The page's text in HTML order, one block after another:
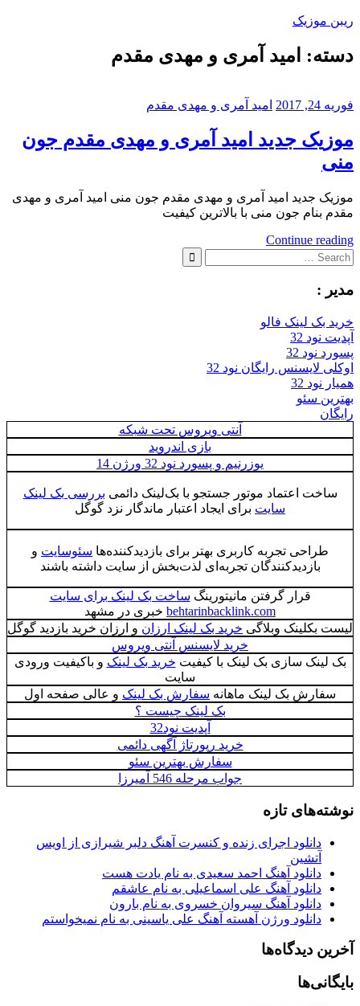
Skip
ریبن موزیک
دانلود
دسته: امید آمری و مهدی مقدم
فوریه 24, 2017 امید آمری و مهدی مقدم
موزیک جدید امید آمری و مهدی مقدم جون
منی
موزیک جدید امید آمری و مهدی مقدم جون منی امید آمری و مهدی
مقدم بنام جون منی با بالاترین کیفیت
Continue reading
Search
for:
Search
مدیر :
خرید بک لینک فالو
آپدیت نود 32
پسورد نود 32
اوکلی لایسنس رایگان نود 32
همیار نود 32
بهترین سئو
رایگان
آنتی ویروس تحت شبکه
بازی اندروید
یوزرنیم و پسورد نود 32 ورژن 14
ساخت اعتماد موتور جستجو با بک‌لینک دائمی بررسی بک لینک
سایت برای ایجاد اعتبار ماندگار نزد گوگل
طراحی تجربه کاربری بهتر برای بازدیدکننده‌ها سئوسایت و
بازدیدکنندگان تجربه‌ای لذت‌بخش از سایت داشته باشند
قرار گرفتن مانیتورینگ ساخت بک لینک برای سایت
behtarinbacklink.com خبری در مشهد
لیست بکلینک وبلاگی خرید بک لینک ارزان و ارزان خرید بازدید گوگل
خرید لایسنس آنتی ویروس
بک لینک سازی بک لینک با کیفیت خرید بک لینک و باکیفیت ورودی
سایت
سفارش بک لینک ماهانه سفارش بک لینک و عالی صفحه اول
بک لینک چیست ؟
آپدیت نود32
خرید رپورتاژ آگهی دائمی
سفارش بهترین سئو
جواب مرحله 546 آمیرزا
نوشته‌های تازه
دانلود اجرای زنده و کنسرت آهنگ دلبر شیرازی از اویس
آتشین
دانلود آهنگ احمد سعیدی به نام یادت هست
دانلود آهنگ علی اسماعیلی به نام عاشقم
دانلود آهنگ سیروان خسروی به نام بارون
دانلود ورژن آهسته آهنگ علی یاسینی به نام نمیخواستم
آخرین دیدگاه‌ها
بایگانی‌ها